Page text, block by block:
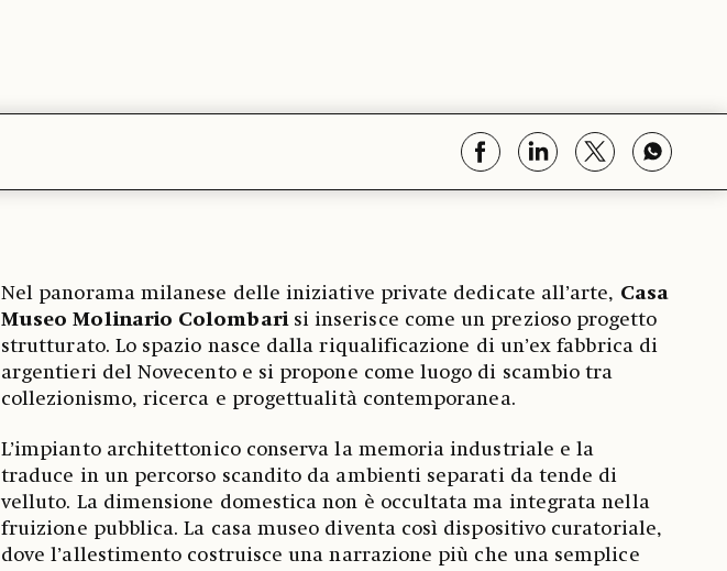
Nel panorama milanese delle iniziative private dedicate all’arte, Casa
Museo Molinario Colombarisi inserisce come un prezioso progetto
strutturato. Lo spazio nasce dalla riqualificazione di un’ex fabbrica di
argentieri del Novecento e si propone come luogo di scambio tra
collezionismo, ricerca e progettualità contemporanea.
L’impianto architettonico conserva la memoria industriale e la
traduce in un percorso scandito da ambienti separati da tende di
velluto. La dimensione domestica non è occultata ma integrata nella
fruizione pubblica. La casa museo diventa così dispositivo curatoriale,
dove l’allestimento costruisce una narrazione più che una semplice